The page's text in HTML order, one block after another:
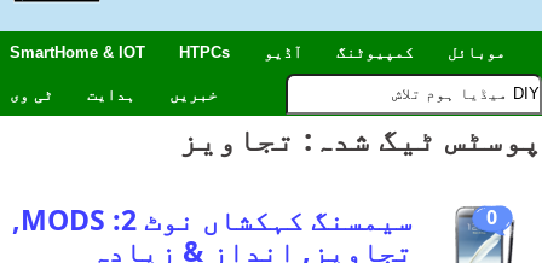
SmartHome & IOT HTPCs آڈیو کمپیوٹنگ موبائل
ٹی وی ہدایت خبریں
پوسٹس ٹیگ شدہ: تجاویز
0
سیمسنگ کہکشاں نوٹ 2: MODS,
تجاویز, انداز & زیادہ